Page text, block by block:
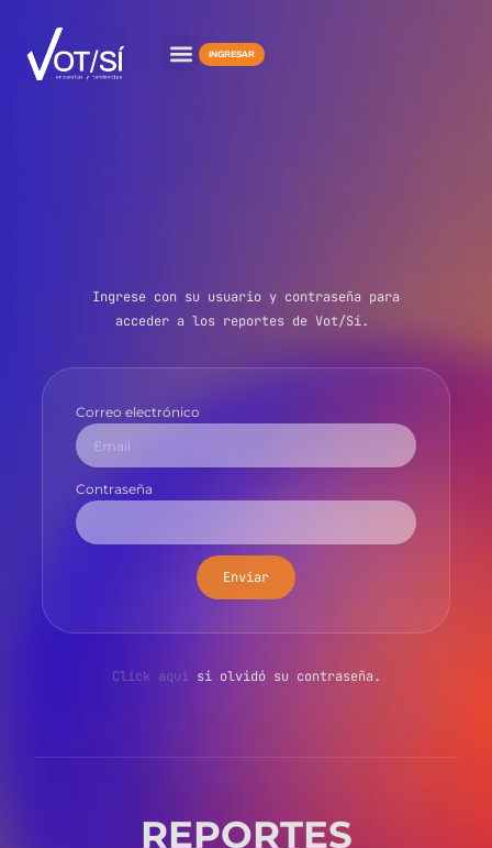
contenido
INGRESAR
Ingrese con su usuario y contraseña para
acceder a los reportes de Vot/Sí.
Correo electrónico
Contraseña
Enviar
Click aquísi olvidó su contraseña.
REPORTES